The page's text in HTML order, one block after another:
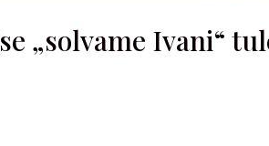
„solvame Ivani“